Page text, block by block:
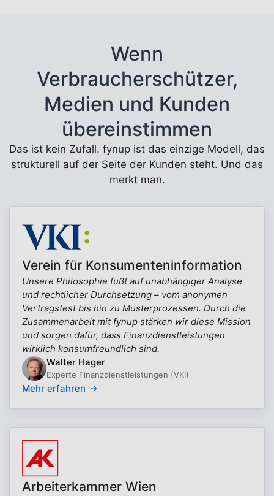
Wenn
Verbraucherschützer,
Medien und Kunden
übereinstimmen
Das ist kein Zufall. fynup ist das einzige Modell, das
strukturell auf der Seite der Kunden steht. Und das
merkt man.
Verein für Konsumenteninformation
Unsere Philosophie fußt auf unabhängiger Analyse
und rechtlicher Durchsetzung – vom anonymen
Vertragstest bis hin zu Musterprozessen. Durch die
Zusammenarbeit mit fynup stärken wir diese Mission
und sorgen dafür, dass Finanzdienstleistungen
wirklich konsumfreundlich sind.
Walter Hager
Experte Finanzdienstleistungen (VKI)
Mehr erfahren
Arbeiterkammer Wien